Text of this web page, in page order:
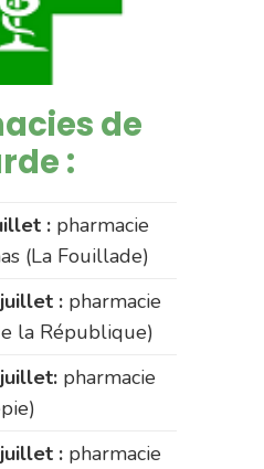
de
:
: pharmacie
(La Fouillade)
: pharmacie
la République)
pharmacie
: pharmacie